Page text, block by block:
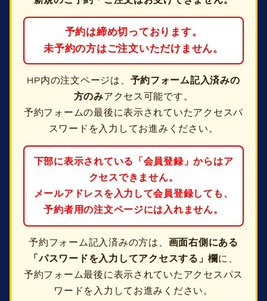
予約は締め切っております。
未予約の方はご注文いただけません。
HP内の注文ページは、 予約フォーム記入済みの
方のみアクセス可能です。
予約フォームの最後に表示されていたアクセスパ
スワードを入力してお進みください。
下部に表示されている「会員登録」からはア
クセスできません。
メールアドレスを入力して会員登録しても、
予約者用の注文ページには入れません。
予約フォーム記入済みの方は、 画面右側にある
「パスワードを入力してアクセスする」欄に、
予約フォーム最後に表示されていたアクセスパス
ワードを入力してお進みください。